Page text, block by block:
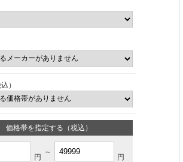
）
価格帯を指定する（税込）
円
～
円